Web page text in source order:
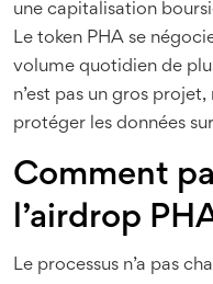
une capitalisation
Le token PHA se
volume quotidien de
n’est pas un gros
protéger les données
Comment
l’airdrop
Le processus n’a pas